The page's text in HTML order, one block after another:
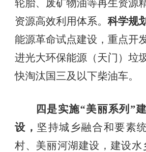
轮胎、废矿物油等再生资源
资源高效利用体系。 科学规
能源革命试点建设，重点开
进光大环保能源（天门）垃
快淘汰国三及以下柴油车。
四是实施“美丽系列”
设， 坚持城乡融合和要素
村、美丽河湖建设 ，建设